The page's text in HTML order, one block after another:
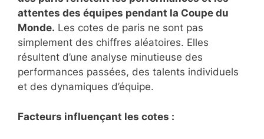
attentes des équipes pendant la Coupe du
Monde. Les cotes de paris ne sont pas
simplement des chiffres aléatoires. Elles
résultent d’une analyse minutieuse des
performances passées, des talents individuels
et des dynamiques d’équipe.
Facteurs influençant les cotes :